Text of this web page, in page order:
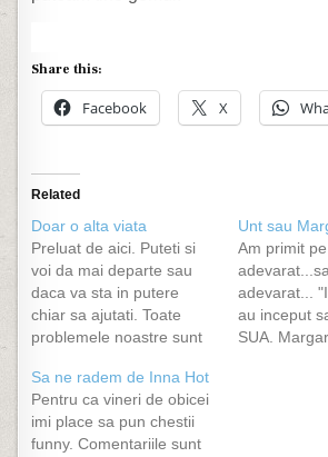
Share this:
Facebook X
Related
Doar o alta viata
Preluat de aici. Puteti si
voi da mai departe sau
daca va sta in putere
chiar sa ajutati. Toate
problemele noastre sunt
inimile sfasiate din
dragoste sau moarte,
ranile exterioare…sunt
nimic. Si pentru a realiza
Unt sau
Am primit
adevarat...
au inceput
SUA.
Sa ne radem de Inna Hot
Pentru ca vineri de obicei
imi place sa pun chestii
funny. Comentariile sunt